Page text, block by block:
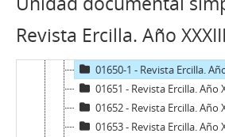
Revista Ercilla. Año
01648 - Revista Ercilla. Año
01649 - Revista Ercilla. Año
01650-1 - Revista Ercilla.
01651 - Revista Ercilla. Año
01652 - Revista Ercilla. Año
01653 - Revista Ercilla. Año